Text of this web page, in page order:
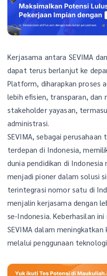
Kerjasama antara SEVIMA
dapat terus berlanjut ke
Platform, diharapkan proses
lebih efisien, transparan, dan
stakeholder yayasan,
administrasi.
SEVIMA, sebagai
terdepan di Indonesia,
dunia pendidikan di
menjadi pioner dalam solusi
terintegrasi nomor satu di
menjalin kerjasama dengan
se-Indonesia. Keberhasilan
SEVIMA dalam
melalui penggunaan